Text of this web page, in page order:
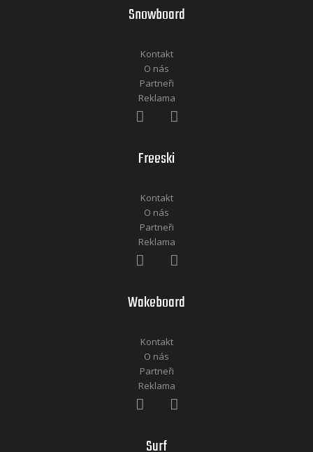
Snowboard
Kontakt
O nás
Partneři
Reklama
Freeski
Kontakt
O nás
Partneři
Reklama
Wakeboard
Kontakt
O nás
Partneři
Reklama
Surf